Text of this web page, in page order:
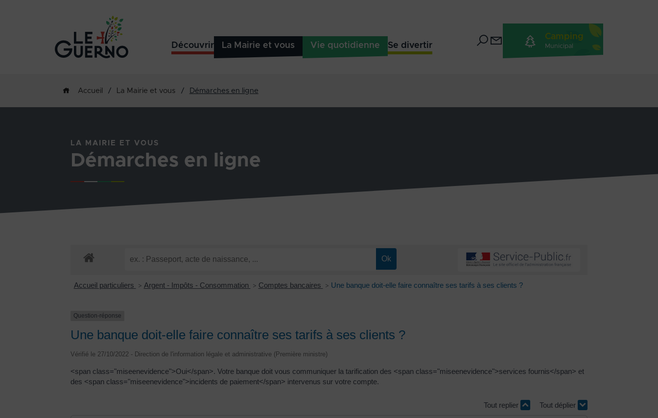
Découvrir La Mairie et vous Vie quotidienne Se divertir
Camping
Municipal
Accueil / La Mairie et vous / Démarches en ligne
LA MAIRIE ET VOUS
Démarches en ligne
Accueil particuliers > Argent - Impôts - Consommation > Comptes bancaires > Une banque doit-elle faire connaître ses tarifs à ses clients ?
Question-réponse
Une banque doit-elle faire connaître ses tarifs à ses clients ?
Vérifié le 27/10/2022 - Direction de l'information légale et administrative (Première ministre)
<span class="miseenevidence">Oui</span>. Votre banque doit vous communiquer la tarification des <span class="miseenevidence">services fournis</span> et
des <span class="miseenevidence">incidents de paiement</span> intervenus sur votre compte.
Tout replier Tout déplier